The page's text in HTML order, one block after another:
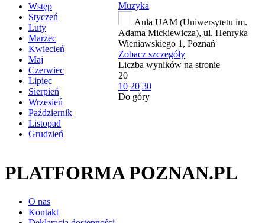
Wstęp
Styczeń
Luty
Marzec
Kwiecień
Maj
Czerwiec
Lipiec
Sierpień
Wrzesień
Październik
Listopad
Grudzień
Muzyka
Aula UAM (Uniwersytetu im.
Adama Mickiewicza), ul. Henryka
Wieniawskiego 1, Poznań
Zobacz szczegóły
Liczba wyników na stronie
20
10 20 30
Do góry
PLATFORMA POZNAN.PL
O nas
Kontakt